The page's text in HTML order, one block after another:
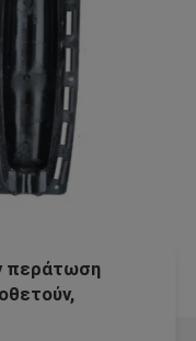
περάτωση
τροφοδοτών